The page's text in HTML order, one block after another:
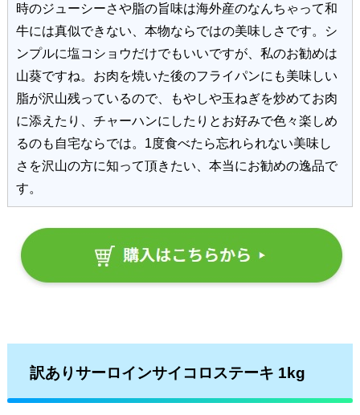
時のジューシーさや脂の旨味は海外産のなんちゃって和
牛には真似できない、本物ならではの美味しさです。シ
ンプルに塩コショウだけでもいいですが、私のお勧めは
山葵ですね。お肉を焼いた後のフライパンにも美味しい
脂が沢山残っているので、もやしや玉ねぎを炒めてお肉
に添えたり、チャーハンにしたりとお好みで色々楽しめ
るのも自宅ならでは。1度食べたら忘れられない美味し
さを沢山の方に知って頂きたい、本当にお勧めの逸品で
す。
訳ありサーロインサイコロステーキ 1kg